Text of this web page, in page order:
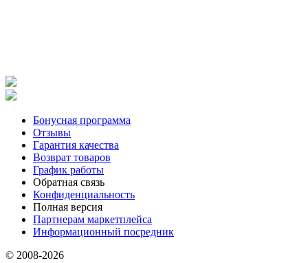
Бонусная программа
Отзывы
Гарантия качества
Возврат товаров
График работы
Обратная связь
Конфиденциальность
Полная версия
Партнерам маркетплейса
Информационный посредник
© 2008-2026